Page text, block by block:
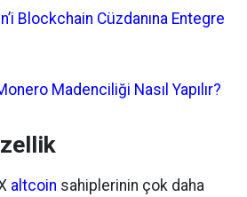
Blockchain Cüzdanına Entegre
Madenciliği Nasıl Yapılır?
altcoin sahiplerinin çok daha